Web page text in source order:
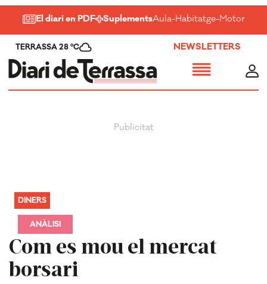
El diari en PDF SuplementsAula-Habitatge-Motor-
TERRASSA 28 ºC NEWSLETTERS
ANÀLISI
Com es mou el mercat
borsari
DINERS